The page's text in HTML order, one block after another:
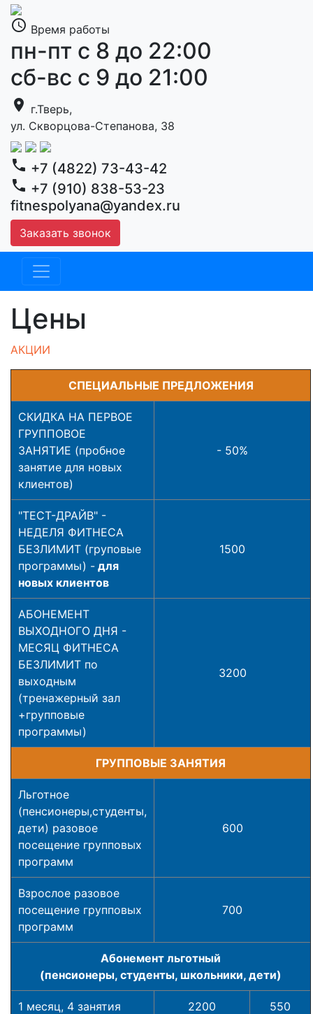
access_time Время работы
пн-пт с 8 до 22:00
сб-вс с 9 до 21:00
location_on г.Тверь,
ул. Скворцова-Степанова, 38
phone +7 (4822) 73-43-42
phone +7 (910) 838-53-23
fitnespolyana@yandex.ru
Заказать звонок
Цены
АКЦИИ
СПЕЦИАЛЬНЫЕ ПРЕДЛОЖЕНИЯ
СКИДКА НА ПЕРВОЕ
ГРУППОВОЕ
ЗАНЯТИЕ (пробное
занятие для новых
клиентов)
- 50%
"ТЕСТ-ДРАЙВ" -
НЕДЕЛЯ ФИТНЕСА
БЕЗЛИМИТ (груповые
программы) - для
новых клиентов
1500
АБОНЕМЕНТ
ВЫХОДНОГО ДНЯ -
МЕСЯЦ ФИТНЕСА
БЕЗЛИМИТ по
выходным
(тренажерный зал
+групповые
программы)
3200
ГРУППОВЫЕ ЗАНЯТИЯ
Льготное
(пенсионеры,студенты,
дети) разовое
посещение групповых
программ
600
Взрослое разовое
посещение групповых
программ
700
Абонемент льготный
(пенсионеры, студенты, школьники, дети)
1 месяц, 4 занятия 2200 550